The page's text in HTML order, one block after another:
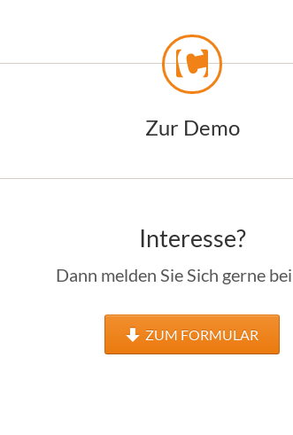
Zur Demo
Interesse?
Dann melden Sie Sich gerne
ZUM FORMULAR